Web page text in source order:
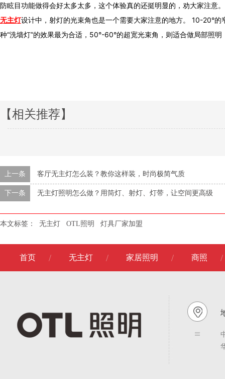
防眩目功能做得会好太多太多，这个体验真的还挺明显的，劝大家注意。
无主灯设计中，射灯的光束角也是一个需要大家注意的地方。
10-20°的
种“洗墙灯”的效果最为合适，50°-60°的超宽光束角，则适合做局部照明
【相关推荐】
上一条 客厅无主灯怎么装？教你这样装，时尚极简气质
下一条 无主灯照明怎么做？用筒灯、射灯、灯带，让空间更高级
本文标签： 无主灯 OTL照明 灯具厂家加盟
首页 无主灯 家居照明 商照